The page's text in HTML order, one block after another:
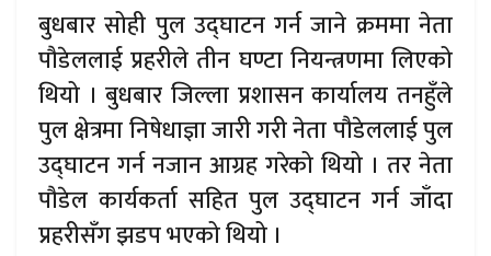
बुधबार सोही पुल उद्घाटन गर्न जाने क्रममा नेता
पौडेललाई प्रहरीले तीन घण्टा नियन्त्रणमा लिएको
थियो । बुधबार जिल्ला प्रशासन कार्यालय तनहुँले
पुल क्षेत्रमा निषेधाज्ञा जारी गरी नेता पौडेललाई पुल
उद्घाटन गर्न नजान आग्रह गरेको थियो । तर नेता
पौडेल कार्यकर्ता सहित पुल उद्घाटन गर्न जाँदा
प्रहरीसँग झडप भएको थियो ।